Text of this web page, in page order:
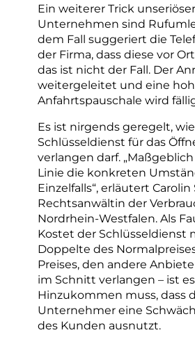
Ein weiterer Trick unseriöser
Unternehmen sind
dem Fall suggeriert die
der Firma, dass diese vor
das ist nicht der Fall. Der
weitergeleitet und eine
Anfahrtspauschale wird
Es ist nirgends geregelt,
Schlüsseldienst für das
verlangen darf.
Linie die konkreten
Einzelfalls“, erläutert
Rechtsanwältin der
Nordrhein-Westfalen. Als
Kostet der Schlüsseldienst
Doppelte des
Preises, den andere
im Schnitt verlangen – ist
Hinzukommen muss, dass
Unternehmer eine
des Kunden ausnutzt.